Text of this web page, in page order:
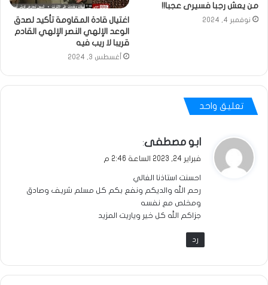
من يعش رجبا فسيرى عجبا!!
نوفمبر 4, 2024
اغتيال قادة المقاومة تأكيد لصدق
الوعد الإلهي النصر الإلهي القادم
قريبا لا ريب فيه
أغسطس 3, 2024
تعليق واحد
ي
ل
ابو مصطفى:
فبراير 24, 2023 الساعة 2:46 م
احسنت استاذنا الغالي
رحم الله والديكم ونفع بكم كل مسلم شريف وصادق
ومخلص مع نفسه
جزاكم الله كل خير وياريت المزيد
رد